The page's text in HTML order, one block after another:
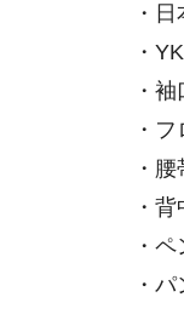
・
・
・
・
・
・
・
・